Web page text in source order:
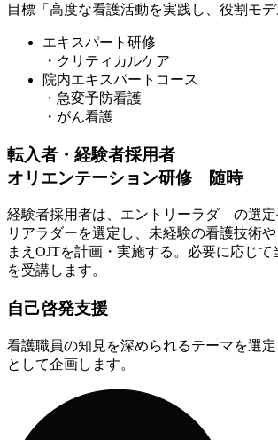
目標「高度な看護活動を実践し、役割モデ
エキスパート研修
・クリティカルケア
院内エキスパートコース
・急変予防看護
・がん看護
転入者・経験者採用者
オリエンテーション研修 随時
経験者採用者は、エントリーラダ—の選
リアラダーを選定し、未経験の看護技術
まえOJTを計画・実施する。必要に応じ
を受講します。
自己啓発支援
看護職員の知見を深められるテーマを選
として企画します。